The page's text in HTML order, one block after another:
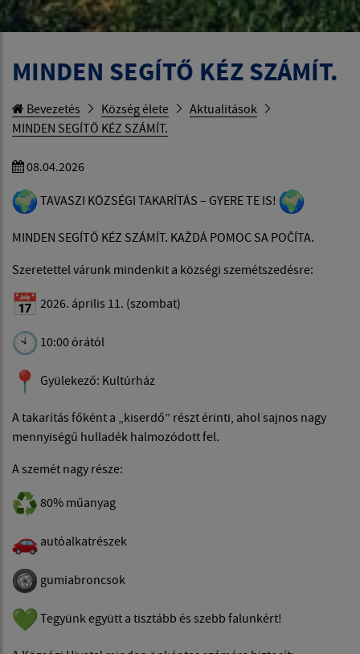
MINDEN SEGÍTŐ KÉZ SZÁMÍT.
Bevezetés Község élete
Aktualitások
MINDEN SEGÍTŐ KÉZ SZÁMÍT.
08.04.2026
TAVASZI KÖZSÉGI TAKARÍTÁS – GYERE TE IS!
MINDEN SEGÍTŐ KÉZ SZÁMÍT. KAŽDÁ POMOC SA POČÍTA.
Szeretettel várunk mindenkit a községi szemétszedésre:
2026. április 11. (szombat)
10:00 órától
Gyülekező: Kultúrház
A takarítás főként a „kiserdő” részt érinti, ahol sajnos nagy
mennyiségű hulladék halmozódott fel.
A szemét nagy része:
80% műanyag
autóalkatrészek
gumiabroncsok
Tegyünk együtt a tisztább és szebb falunkért!